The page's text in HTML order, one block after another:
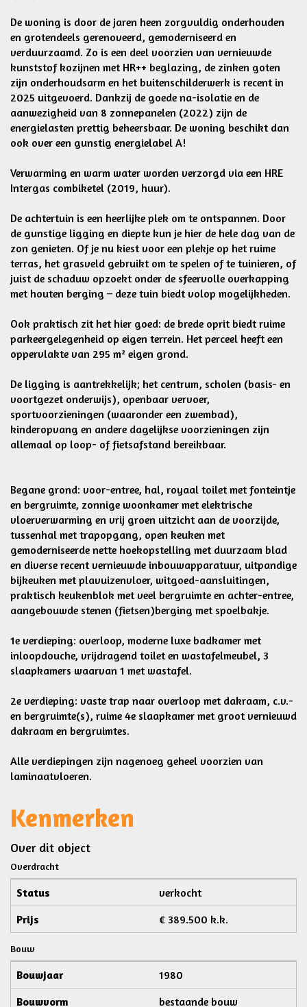
De woning is door de jaren heen zorgvuldig onderhouden
en grotendeels gerenoveerd, gemoderniseerd en
verduurzaamd. Zo is een deel voorzien van vernieuwde
kunststof kozijnen met HR++ beglazing, de zinken goten
zijn onderhoudsarm en het buitenschilderwerk is recent in
2025 uitgevoerd. Dankzij de goede na-isolatie en de
aanwezigheid van 8 zonnepanelen (2022) zijn de
energielasten prettig beheersbaar. De woning beschikt dan
ook over een gunstig energielabel A!
Verwarming en warm water worden verzorgd via een HRE
Intergas combiketel (2019, huur).
De achtertuin is een heerlijke plek om te ontspannen. Door
de gunstige ligging en diepte kun je hier de hele dag van de
zon genieten. Of je nu kiest voor een plekje op het ruime
terras, het grasveld gebruikt om te spelen of te tuinieren, of
juist de schaduw opzoekt onder de sfeervolle overkapping
met houten berging – deze tuin biedt volop mogelijkheden.
Ook praktisch zit het hier goed: de brede oprit biedt ruime
parkeergelegenheid op eigen terrein. Het perceel heeft een
oppervlakte van 295 m² eigen grond.
De ligging is aantrekkelijk; het centrum, scholen (basis- en
voortgezet onderwijs), openbaar vervoer,
sportvoorzieningen (waaronder een zwembad),
kinderopvang en andere dagelijkse voorzieningen zijn
allemaal op loop- of fietsafstand bereikbaar.
Begane grond: voor-entree, hal, royaal toilet met fonteintje
en bergruimte, zonnige woonkamer met elektrische
vloerverwarming en vrij groen uitzicht aan de voorzijde,
tussenhal met trapopgang, open keuken met
gemoderniseerde nette hoekopstelling met duurzaam blad
en diverse recent vernieuwde inbouwapparatuur, uitpandige
bijkeuken met plavuizenvloer, witgoed-aansluitingen,
praktisch keukenblok met veel bergruimte en achter-entree,
aangebouwde stenen (fietsen)berging met spoelbakje.
1e verdieping: overloop, moderne luxe badkamer met
inloopdouche, vrijdragend toilet en wastafelmeubel, 3
slaapkamers waarvan 1 met wastafel.
2e verdieping: vaste trap naar overloop met dakraam, c.v.-
en bergruimte(s), ruime 4e slaapkamer met groot vernieuwd
dakraam en bergruimtes.
Alle verdiepingen zijn nagenoeg geheel voorzien van
laminaatvloeren.
Kenmerken
Over dit object
Overdracht
Status
verkocht
Prijs
€ 389.500 k.k.
Bouw
Bouwjaar
1980
Bouwvorm
bestaande bouw